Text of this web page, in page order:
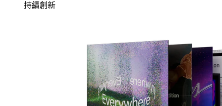
持續創新